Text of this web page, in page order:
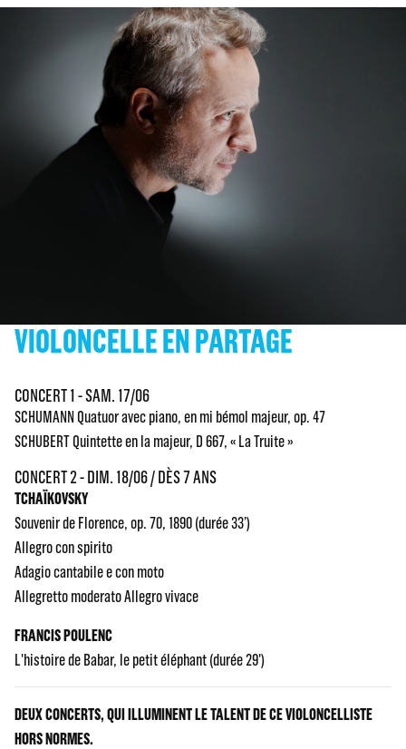
VIOLONCELLE EN PARTAGE
CONCERT 1 - SAM. 17/06
SCHUMANN Quatuor avec piano, en mi bémol majeur, op. 47
SCHUBERT Quintette en la majeur, D 667, « La Truite »
CONCERT 2 - DIM. 18/06 / DÈS 7 ANS
TCHAÏKOVSKY
Souvenir de Florence, op. 70, 1890 (durée 33’)
Allegro con spirito
Adagio cantabile e con moto
Allegretto moderato Allegro vivace
FRANCIS POULENC
L'histoire de Babar, le petit éléphant (durée 29')
DEUX CONCERTS, QUI ILLUMINENT LE TALENT DE CE VIOLONCELLISTE
HORS NORMES.